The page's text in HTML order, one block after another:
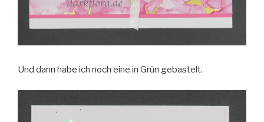
Und dann habe ich noch eine in Grün gebastelt.